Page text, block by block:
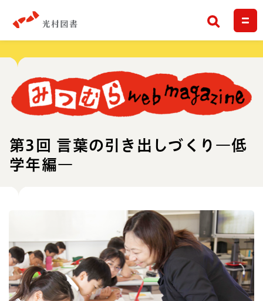
検索
第3回 言葉の引き出しづくり―低
学年編―